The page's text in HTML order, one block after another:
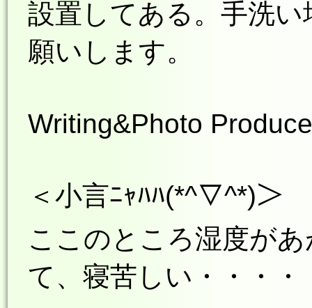
設置してある。手洗
願いします。
Writing&Photo
＜小言ﾆｬﾊﾊ(*^▽^*)＞
ここのところ湿度が
て、寝苦しい・・・・